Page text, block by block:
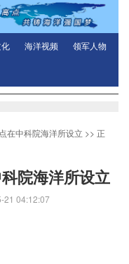
海洋视频 领军人物
在中科院海洋所设立 >> 正
院海洋所设立
04:12:07